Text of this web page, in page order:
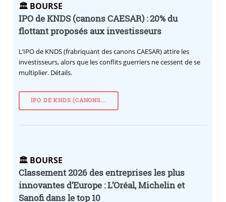
🏛️ BOURSE
IPO de KNDS (canons CAESAR) : 20% du
flottant proposés aux investisseurs
L’IPO de KNDS (frabriquant des canons CAESAR) attire les
investisseurs, alors que les conflits guerriers ne cessent de se
multiplier. Détails.
IPO DE KNDS (CANONS...
🏛️ BOURSE
Classement 2026 des entreprises les plus
innovantes d’Europe : L’Oréal, Michelin et
Sanofi dans le top 10